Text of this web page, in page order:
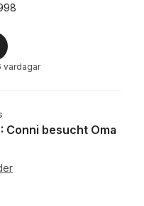
vardagar
Conni besucht Oma